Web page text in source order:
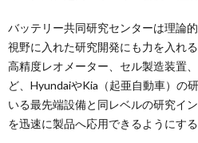
バッテリー共同研究センターは理論
視野に入れた研究開発にも力を入れ
高精度レオメーター、セル製造装置
ど、HyundaiやKia（起亜自動車）の
いる最先端設備と同レベルの研究イ
を迅速に製品へ応用できるようにする